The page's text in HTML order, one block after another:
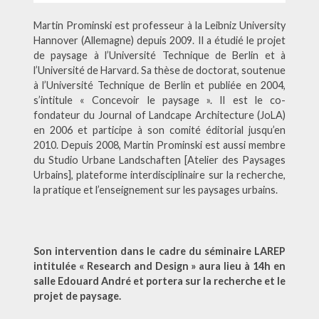
Martin Prominski est professeur à la Leibniz University
Hannover (Allemagne) depuis 2009. Il a étudié le projet
de paysage à l’Université Technique de Berlin et à
l’Université de Harvard. Sa thèse de doctorat, soutenue
à l’Université Technique de Berlin et publiée en 2004,
s’intitule « Concevoir le paysage ». Il est le co-
fondateur du Journal of Landcape Architecture (JoLA)
en 2006 et participe à son comité éditorial jusqu’en
2010. Depuis 2008, Martin Prominski est aussi membre
du Studio Urbane Landschaften [Atelier des Paysages
Urbains], plateforme interdisciplinaire sur la recherche,
la pratique et l’enseignement sur les paysages urbains.
Son intervention dans le cadre du séminaire LAREP
intitulée « Research and Design » aura lieu à 14h en
salle Edouard André et portera sur la recherche et le
projet de paysage.